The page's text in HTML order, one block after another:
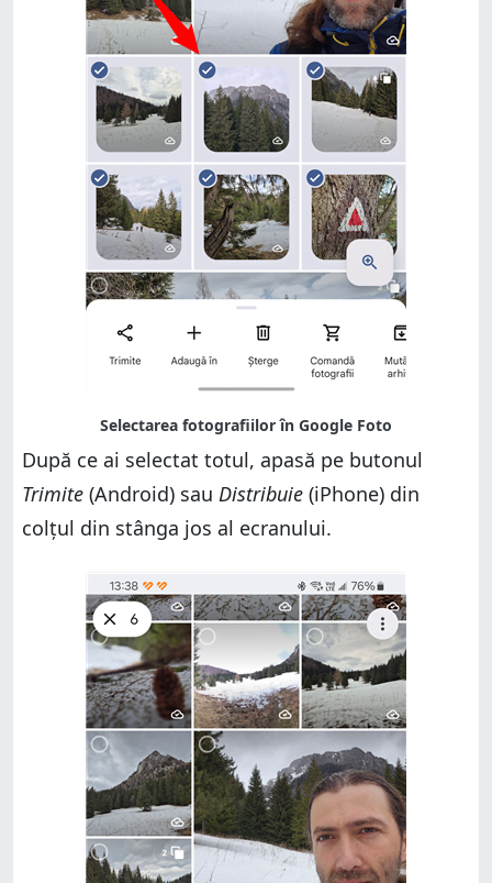
După ce ai selectat totul, apasă pe butonul
Trimite (Android) sau Distribuie (iPhone) din
colțul din stânga jos al ecranului.